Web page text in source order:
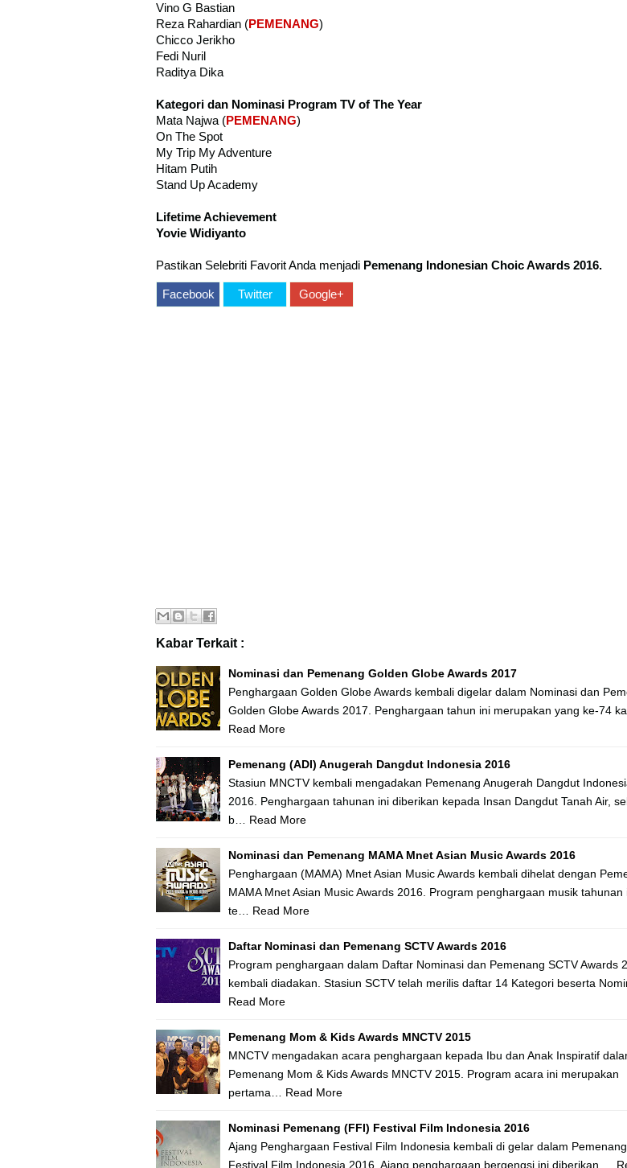
Vino G Bastian
Reza Rahardian (PEMENANG)
Chicco Jerikho
Fedi Nuril
Raditya Dika
Kategori dan Nominasi Program TV of The Year
Mata Najwa (PEMENANG)
On The Spot
My Trip My Adventure
Hitam Putih
Stand Up Academy
Lifetime Achievement
Yovie Widiyanto
Pastikan Selebriti Favorit Anda menjadi Pemenang Indonesian Choic Awards 2016.
Facebook Twitter Google+
Kabar Terkait :
Nominasi dan Pemenang Golden Globe Awards 2017
Penghargaan Golden Globe Awards kembali digelar dalam Nominasi dan
Golden Globe Awards 2017. Penghargaan tahun ini merupakan yang ke-74
Read More
Pemenang (ADI) Anugerah Dangdut Indonesia 2016
Stasiun MNCTV kembali mengadakan Pemenang Anugerah Dangdut
2016. Penghargaan tahunan ini diberikan kepada Insan Dangdut Tanah Air,
b… Read More
Nominasi dan Pemenang MAMA Mnet Asian Music Awards 2016
Penghargaan (MAMA) Mnet Asian Music Awards kembali dihelat dengan
MAMA Mnet Asian Music Awards 2016. Program penghargaan musik tahunan
te… Read More
Daftar Nominasi dan Pemenang SCTV Awards 2016
Program penghargaan dalam Daftar Nominasi dan Pemenang SCTV Awards
kembali diadakan. Stasiun SCTV telah merilis daftar 14 Kategori beserta
Read More
Pemenang Mom & Kids Awards MNCTV 2015
MNCTV mengadakan acara penghargaan kepada Ibu dan Anak Inspiratif
Pemenang Mom & Kids Awards MNCTV 2015. Program acara ini merupakan
pertama… Read More
Nominasi Pemenang (FFI) Festival Film Indonesia 2016
Ajang Penghargaan Festival Film Indonesia kembali di gelar dalam
Festival Film Indonesia 2016. Ajang penghargaan bergengsi ini diberikan …